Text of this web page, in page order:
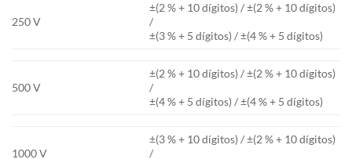
250 V
±(2 % + 10 dígitos) / ±(2 % + 10 dígitos)
/
±(3 % + 5 dígitos) / ±(4 % + 5 dígitos)
500 V
±(2 % + 10 dígitos) / ±(2 % + 10 dígitos)
/
±(4 % + 5 dígitos) / ±(4 % + 5 dígitos)
1000 V
±(3 % + 10 dígitos) / ±(2 % + 10 dígitos)
/